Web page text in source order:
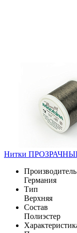
Нитки ПРОЗРАЧНЫЕ
Производитель
Германия
Тип
Верхняя
Состав
Полиэстер